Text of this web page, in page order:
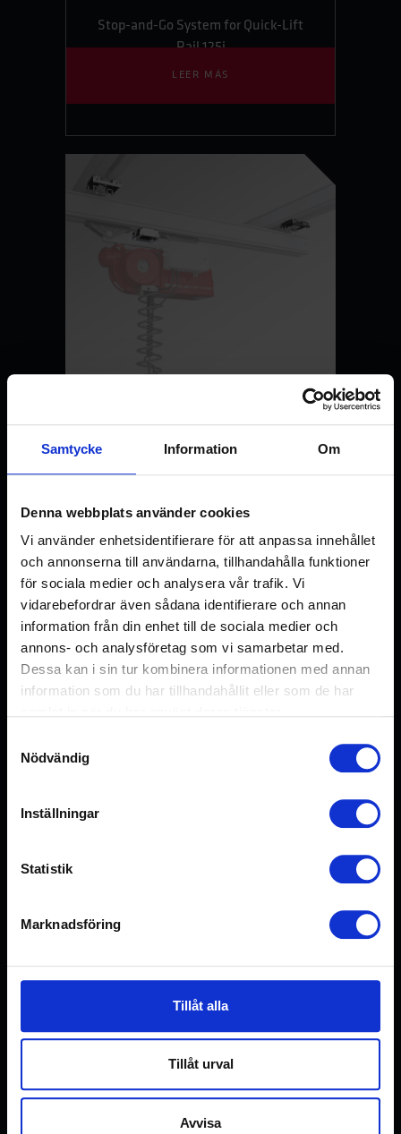
Samtycke Information Om
Denna webbplats använder cookies
Vi använder enhetsidentifierare för att anpassa innehållet
och annonserna till användarna, tillhandahålla funktioner
för sociala medier och analysera vår trafik. Vi
vidarebefordrar även sådana identifierare och annan
information från din enhet till de sociala medier och
annons- och analysföretag som vi samarbetar med.
Dessa kan i sin tur kombinera informationen med annan
information som du har tillhandahållit eller som de har
Nödvändig
Inställningar
Statistik
Marknadsföring
Tillåt alla
Tillåt urval
Avvisa
Stop-and-Go System for Quick-Lift
Rail 125i
LEER MÁS
Parking brake for Quick-Lift Rail